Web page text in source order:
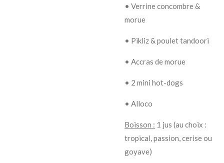
• Verrine concombre &
morue
• Pikliz & poulet tandoori
• Accras de morue
• 2 mini hot-dogs
• Alloco
Boisson : 1 jus (au choix :
tropical, passion, cerise ou
goyave)